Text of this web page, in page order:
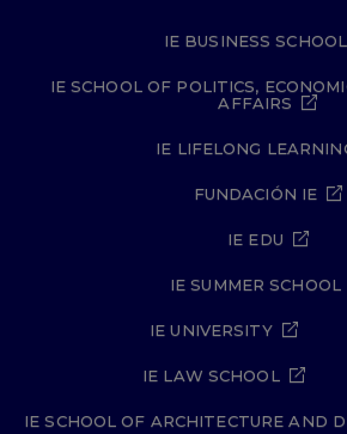
IE BUSINESS SCHOOL
IE SCHOOL OF POLITICS,
AFFAIRS
IE LIFELONG
FUNDACIÓN IE
IE EDU
IE SUMMER SCHOOL
IE UNIVERSITY
IE LAW SCHOOL
IE SCHOOL OF ARCHITECTURE AND